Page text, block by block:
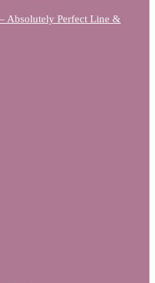
Absolutely Perfect Line &